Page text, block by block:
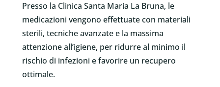
Presso la Clinica Santa Maria La Bruna, le
medicazioni vengono effettuate con materiali
sterili, tecniche avanzate e la massima
attenzione all’igiene, per ridurre al minimo il
rischio di infezioni e favorire un recupero
ottimale.